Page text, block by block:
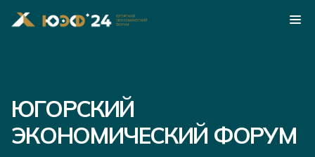
ЮГОРСКИЙ
ЭКОНОМИЧЕСКИЙ ФОРУМ